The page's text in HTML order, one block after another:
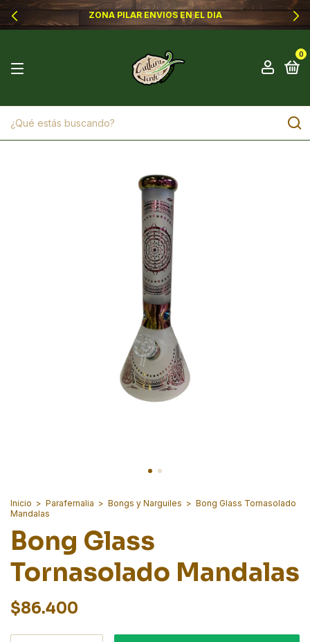
ZONA PILAR ENVIOS EN EL DIA
0
Inicio > Parafernalia > Bongs y Narguiles > Bong Glass Tornasolado
Mandalas
Bong Glass
Tornasolado Mandalas
$86.400